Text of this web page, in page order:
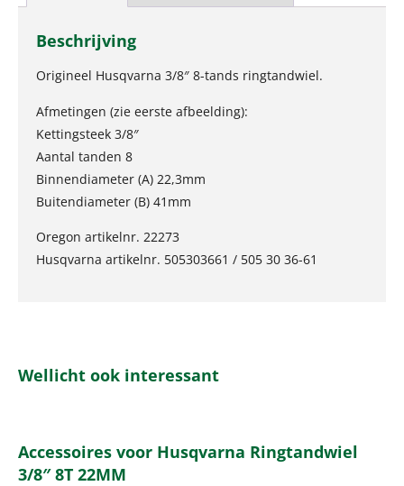
Beschrijving
Origineel Husqvarna 3/8″ 8-tands ringtandwiel.
Afmetingen (zie eerste afbeelding):
Kettingsteek 3/8″
Aantal tanden 8
Binnendiameter (A) 22,3mm
Buitendiameter (B) 41mm
Oregon artikelnr. 22273
Husqvarna artikelnr. 505303661 / 505 30 36-61
Wellicht ook interessant
Accessoires voor Husqvarna Ringtandwiel
3/8″ 8T 22MM